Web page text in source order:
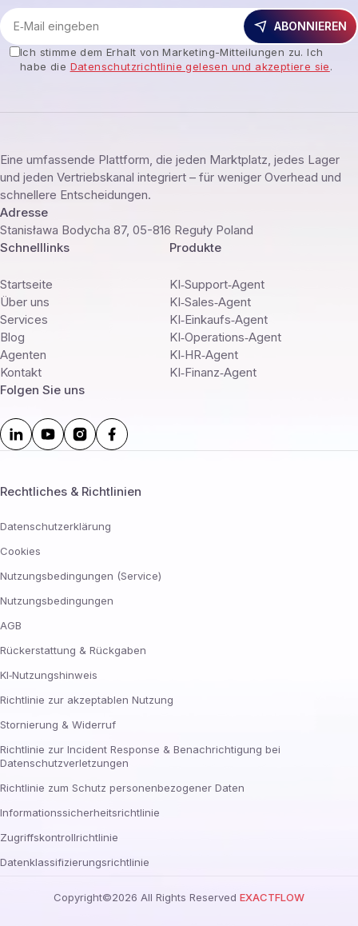
ABONNIEREN
Ich stimme dem Erhalt von Marketing-Mitteilungen zu. Ich
habe die Datenschutzrichtlinie gelesen und akzeptiere sie.
Eine umfassende Plattform, die jeden Marktplatz, jedes Lager
und jeden Vertriebskanal integriert – für weniger Overhead und
schnellere Entscheidungen.
Adresse
Stanisława Bodycha 87, 05-816 Reguły Poland
Schnelllinks
Startseite
Über uns
Services
Blog
Agenten
Kontakt
Produkte
KI‑Support‑Agent
KI‑Sales‑Agent
KI‑Einkaufs‑Agent
KI‑Operations‑Agent
KI‑HR‑Agent
KI‑Finanz‑Agent
Folgen Sie uns
Rechtliches & Richtlinien
Datenschutzerklärung
Cookies
Nutzungsbedingungen (Service)
Nutzungsbedingungen
AGB
Rückerstattung & Rückgaben
KI‑Nutzungshinweis
Richtlinie zur akzeptablen Nutzung
Stornierung & Widerruf
Richtlinie zur Incident Response & Benachrichtigung bei
Datenschutzverletzungen
Richtlinie zum Schutz personenbezogener Daten
Informationssicherheitsrichtlinie
Zugriffskontrollrichtlinie
Datenklassifizierungsrichtlinie
Copyright©2026 All Rights Reserved EXACTFLOW